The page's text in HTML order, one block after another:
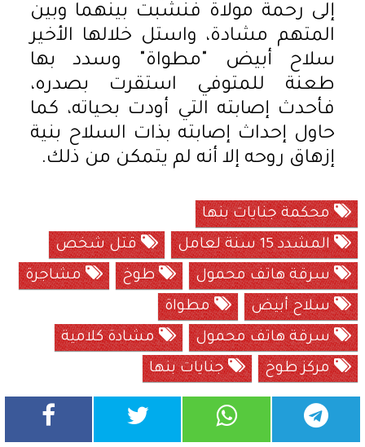
إلى رحمة مولاة فنشبت بينهما وبين
المتهم مشادة، واستل خلالها الأخير
سلاح أبيض "مطواة" وسدد بها
طعنة للمتوفي استقرت بصدره،
فأحدث إصابته التي أودت بحياته، كما
حاول إحداث إصابته بذات السلاح بنية
إزهاق روحه إلا أنه لم يتمكن من ذلك.
محكمة جنايات بنها
المشدد 15 سنة لعامل
قتل شخص
سرقة هاتف محمول
طوخ
مشاجرة
سلاح أبيض
مطواة
سرقة هاتف محمول
مشادة كلامية
مركز طوخ
جنايات بنها